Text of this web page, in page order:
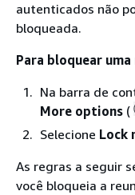
autenticados não
bloqueada.
Para bloquear uma
Na barra de
More options (
Selecione Lock
As regras a seguir
você bloqueia a